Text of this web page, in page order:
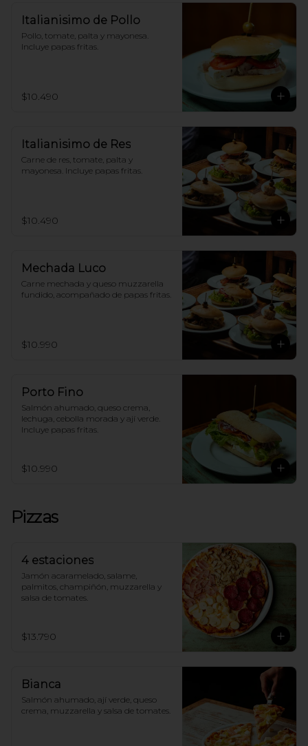
Italianisimo de Pollo
Pollo, tomate, palta y mayonesa.
Incluye papas fritas.
$10.490
Italianisimo de Res
Carne de res, tomate, palta y
mayonesa. Incluye papas fritas.
$10.490
Mechada Luco
Carne mechada y queso muzzarella
fundido, acompañado de papas fritas.
$10.990
Porto Fino
Salmón ahumado, queso crema,
lechuga, cebolla morada y ají verde.
Incluye papas fritas.
$10.990
Pizzas
4 estaciones
Jamón acaramelado, salame,
palmitos, champiñón, muzzarella y
salsa de tomates.
$13.790
Bianca
Salmón ahumado, ají verde, queso
crema, muzzarella y salsa de tomates.